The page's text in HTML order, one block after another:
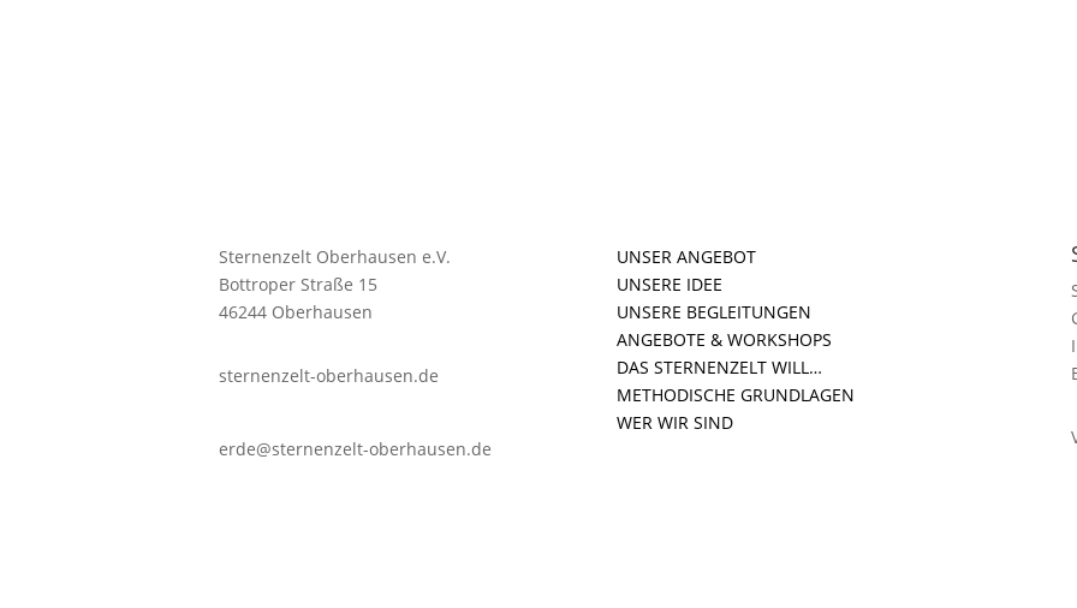
Sternenzelt Oberhausen e.V.
Bottroper Straße 15
46244 Oberhausen
sternenzelt-oberhausen.de
erde@sternenzelt-oberhausen.de
UNSER ANGEBOT
UNSERE IDEE
UNSERE BEGLEITUNGEN
ANGEBOTE & WORKSHOPS
DAS STERNENZELT WILL…
METHODISCHE GRUNDLAGEN
WER WIR SIND